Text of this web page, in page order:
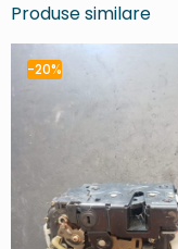
Produse similare
-20%